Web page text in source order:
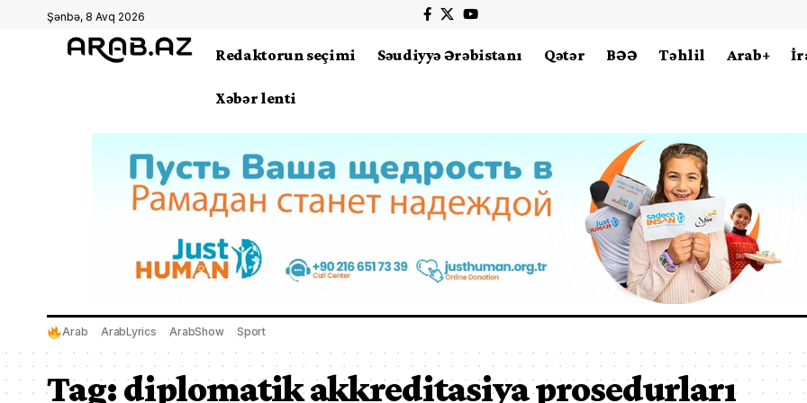
Şənbə, 8 Avq 2026
Redaktorun seçimi Səudiyyə Ərəbistanı Qətər BƏƏ Təhlil Arab+
Xəbər lenti
Arab ArabLyrics ArabShow Sport
Tag:diplomatik akkreditasiya prosedurları